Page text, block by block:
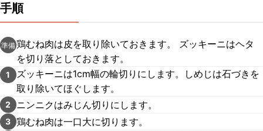
手順
準備鶏むね肉は皮を取り除いておきます。 ズッキーニはヘタ
を切り落としておきます。
1
ズッキーニは1cm幅の輪切りにします。しめじは石づきを
取り除いてほぐします。
2 ニンニクはみじん切りにします。
3 鶏むね肉は一口大に切ります。